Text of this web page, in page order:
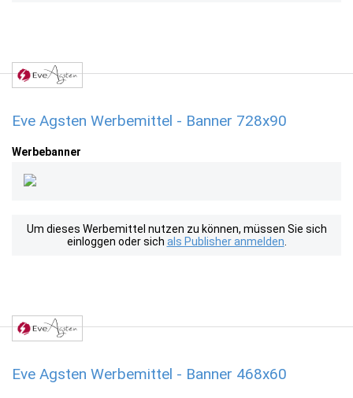
Eve Agsten Werbemittel - Banner 728x90
Werbebanner
Um dieses Werbemittel nutzen zu können, müssen Sie sich
einloggen oder sich als Publisher anmelden
Eve Agsten Werbemittel - Banner 468x60